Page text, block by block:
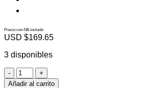
Precio con IVA incluido
USD $169.65
3 disponibles
QS18EP6XLPCQ8
cantidad
Añadir al carrito